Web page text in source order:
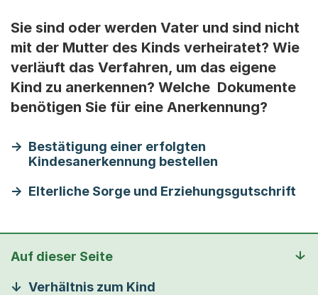
Sie sind oder werden Vater und sind nicht
mit der Mutter des Kinds verheiratet? Wie
verläuft das Verfahren, um das eigene
Kind zu anerkennen? Welche Dokumente
benötigen Sie für eine Anerkennung?
Bestätigung einer erfolgten
Kindesanerkennung bestellen
Elterliche Sorge und Erziehungsgutschrift
Auf dieser Seite
Verhältnis zum Kind